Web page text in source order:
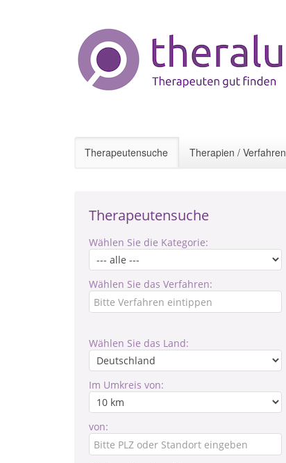
Therapeutensuche Therapien / Verfahren
Therapeutensuche
Wählen Sie die Kategorie:
Wählen Sie das Verfahren:
Wählen Sie das Land:
Im Umkreis von:
von: